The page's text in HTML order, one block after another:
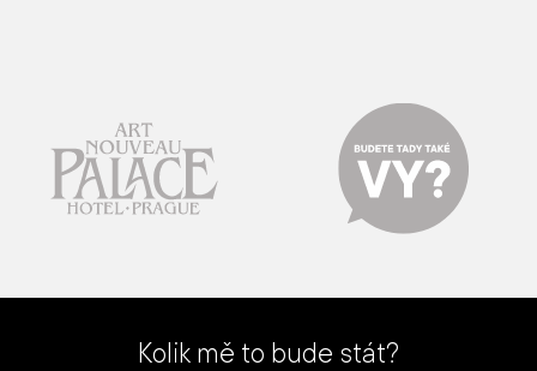
Kolik mě to bude stát?